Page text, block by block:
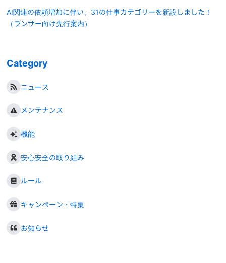
AI関連の依頼増加に伴い、31の仕事カテゴリーを新設しました！
（ランサー向け先行案内）
Category
ニュース
メンテナンス
機能
安心安全の取り組み
ルール
キャンペーン・特集
お知らせ